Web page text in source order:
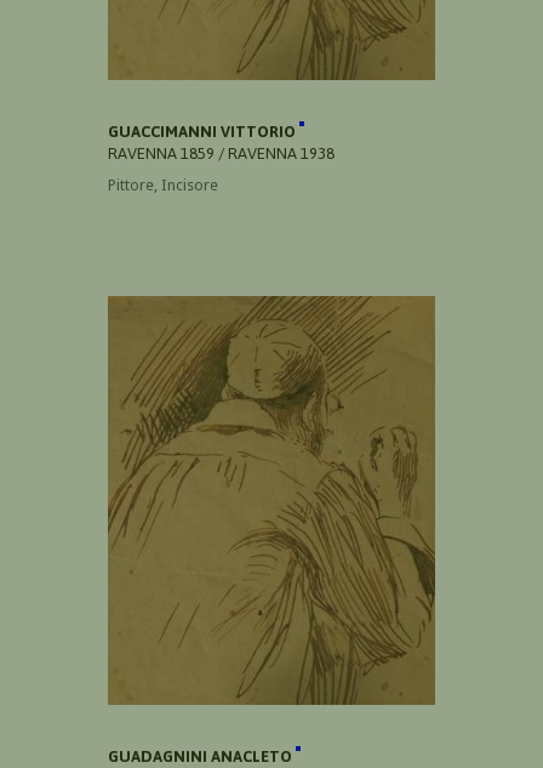
GUACCIMANNI VITTORIO
RAVENNA 1859 / RAVENNA 1938
Pittore, Incisore
GUADAGNINI ANACLETO